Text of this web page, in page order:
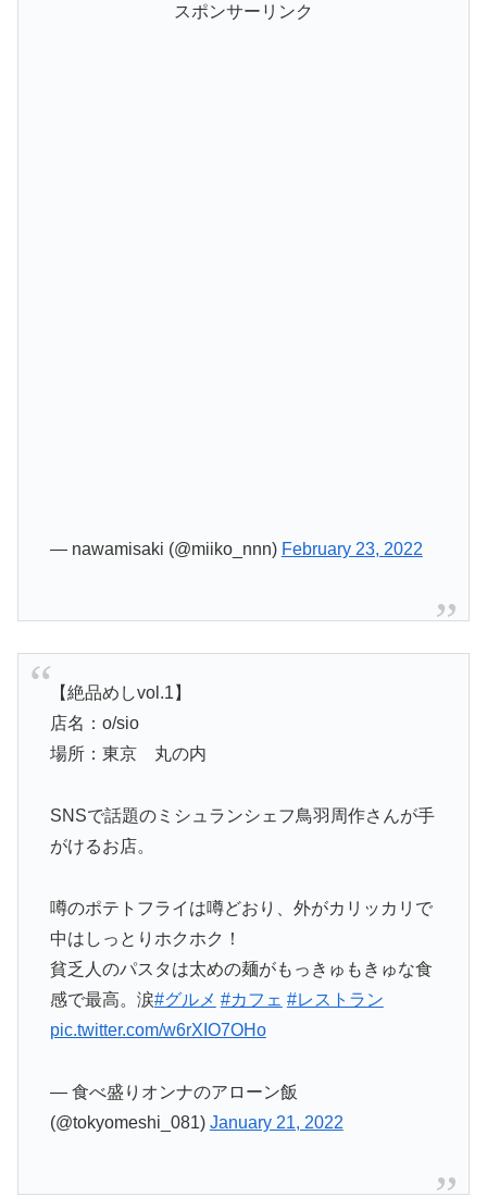
スポンサーリンク
— nawamisaki (@miiko_nnn) February 23, 2022
【絶品めしvol.1】
店名：o/sio
場所：東京 丸の内
SNSで話題のミシュランシェフ鳥羽周作さんが手
がけるお店。
噂のポテトフライは噂どおり、外がカリッカリで
中はしっとりホクホク！
貧乏人のパスタは太めの麺がもっきゅもきゅな食
感で最高。涙#グルメ #カフェ #レストラン
pic.twitter.com/w6rXIO7OHo
— 食べ盛りオンナのアローン飯
(@tokyomeshi_081) January 21, 2022